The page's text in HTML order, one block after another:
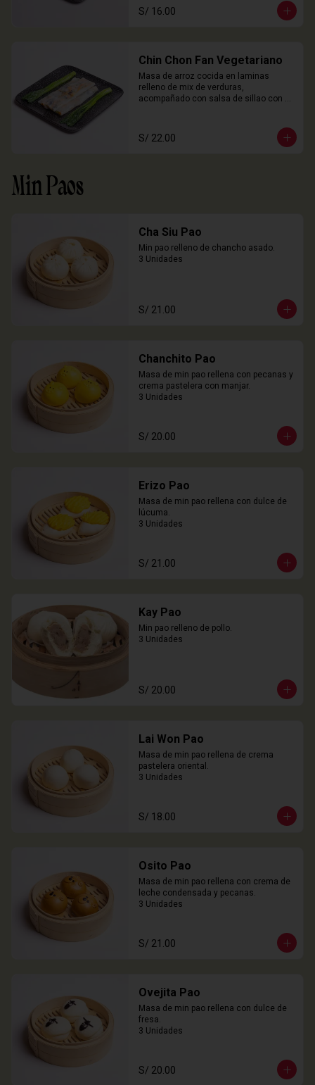
S/ 16.00
Chin Chon Fan Vegetariano
Masa de arroz cocida en laminas
relleno de mix de verduras,
acompañado con salsa de sillao con
S/ 22.00
Min Paos
Cha Siu Pao
Min pao relleno de chancho asado.
3 Unidades
S/ 21.00
Chanchito Pao
Masa de min pao rellena con pecanas y
crema pastelera con manjar.
3 Unidades
S/ 20.00
Erizo Pao
Masa de min pao rellena con dulce de
lúcuma.
3 Unidades
S/ 21.00
Kay Pao
Min pao relleno de pollo.
3 Unidades
S/ 20.00
Lai Won Pao
Masa de min pao rellena de crema
pastelera oriental.
3 Unidades
S/ 18.00
Osito Pao
Masa de min pao rellena con crema de
leche condensada y pecanas.
3 Unidades
S/ 21.00
Ovejita Pao
Masa de min pao rellena con dulce de
fresa.
3 Unidades
S/ 20.00